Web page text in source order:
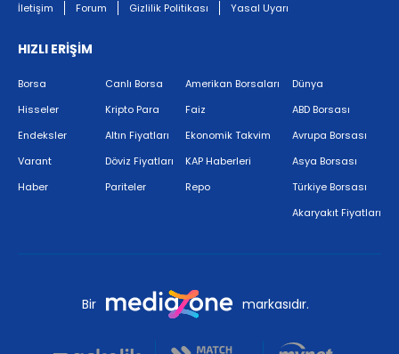
İletişim Forum Gizlilik Politikası Yasal Uyarı
HIZLI ERİŞİM
Borsa
Hisseler
Endeksler
Varant
Haber
Canlı Borsa
Kripto Para
Altın Fiyatları
Döviz Fiyatları
Pariteler
Amerikan Borsaları
Faiz
Ekonomik Takvim
KAP Haberleri
Repo
Dünya
ABD Borsası
Avrupa Borsası
Asya Borsası
Türkiye Borsası
Akaryakıt Fiyatları
Bir markasıdır.